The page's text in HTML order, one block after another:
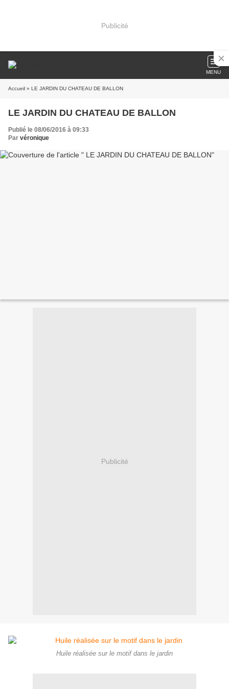
Publicité
MENU
Accueil » LE JARDIN DU CHATEAU DE BALLON
LE JARDIN DU CHATEAU DE BALLON
Publié le 08/06/2016 à 09:33
Par véronique
Publicité
Huile réalisée sur le motif dans le jardin